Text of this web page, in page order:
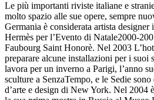
Le più importanti riviste italiane e
molto spazio alle sue opere, sempre
Germania è considerata artista
Hermès per l’Evento di Natale2000-
Faubourg Saint Honorè. Nel 2003
preparare alcune installazioni per i suoi
lavora per un inverno a Parigi, l’anno
sculture a SenzaTempo, e le Sedie
d’arte e design di New York. Nel 2004